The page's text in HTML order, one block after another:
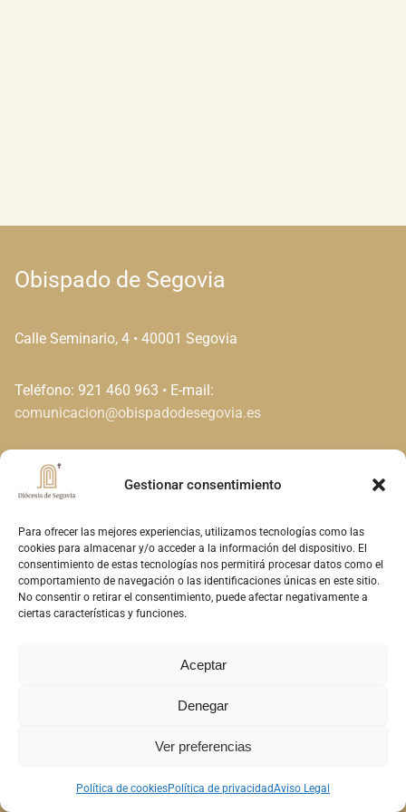
Gestionar consentimiento
Para ofrecer las mejores experiencias, utilizamos tecnologías como las
cookies para almacenar y/o acceder a la información del dispositivo. El
consentimiento de estas tecnologías nos permitirá procesar datos como el
comportamiento de navegación o las identificaciones únicas en este sitio.
No consentir o retirar el consentimiento, puede afectar negativamente a
ciertas características y funciones.
Aceptar
Denegar
Ver preferencias
Política de cookiesPolítica de privacidadAviso Legal
Obispado de Segovia
Calle Seminario, 4 • 40001 Segovia
Teléfono: 921 460 963 • E-mail:
comunicacion@obispadodesegovia.es